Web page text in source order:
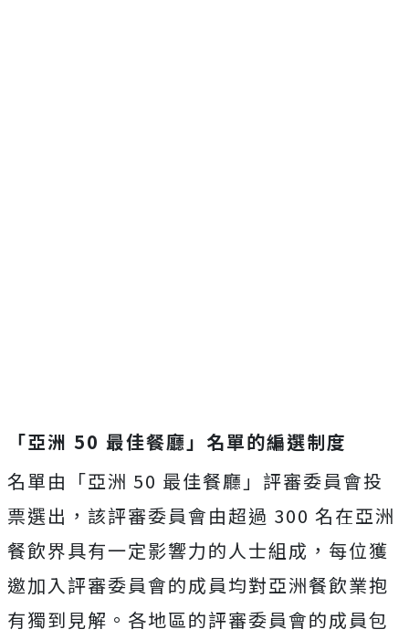
「亞洲 50 最佳餐廳」名單的編選制度
名單由「亞洲 50 最佳餐廳」評審委員會投
票選出，該評審委員會由超過 300 名在亞洲
餐飲界具有一定影響力的人士組成，每位獲
邀加入評審委員會的成員均對亞洲餐飲業抱
有獨到見解。各地區的評審委員會的成員包